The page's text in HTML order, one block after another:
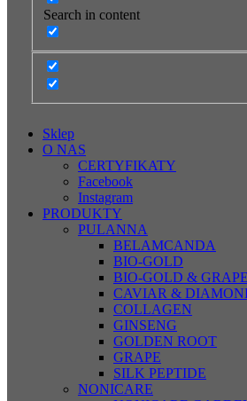
Search in content
Sklep
O NAS
CERTYFIKATY
Facebook
Instagram
PRODUKTY
PULANNA
BELAMCANDA
BIO-GOLD
BIO-GOLD & GRAPE
CAVIAR &
COLLAGEN
GINSENG
GOLDEN ROOT
GRAPE
SILK PEPTIDE
NONICARE